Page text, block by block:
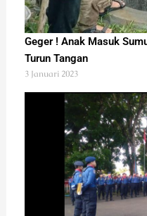
Geger ! Anak Masuk
Turun Tangan
3 Januari 2023